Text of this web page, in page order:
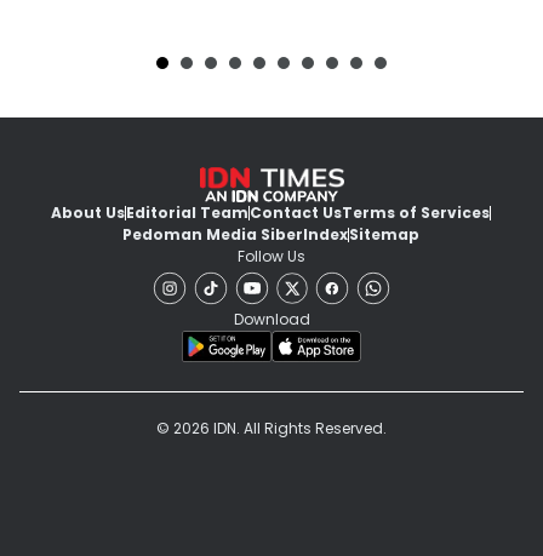
About UsEditorial TeamContact UsTerms of Services
Pedoman Media SiberIndexSitemap
Follow Us
Download
© 2026 IDN. All Rights Reserved.